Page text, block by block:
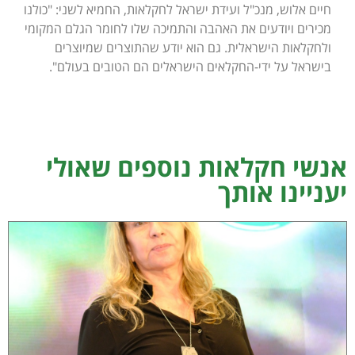
חיים אלוש, מנכ"ל ועידת ישראל לחקלאות, החמיא לשני: "כולנו
מכירים ויודעים את האהבה והתמיכה שלו לחומר הגלם המקומי
ולחקלאות הישראלית. גם הוא יודע שהתוצרים שמיוצרים
בישראל על ידי-החקלאים הישראלים הם הטובים בעולם".
אנשי חקלאות נוספים שאולי
יעניינו אותך